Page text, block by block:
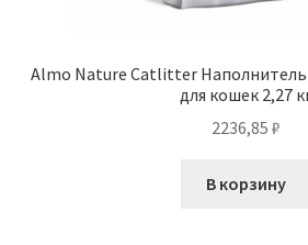
Almo Nature Catlitter Наполнитель
для кошек 2,27
2236,85 ₽
В корзину